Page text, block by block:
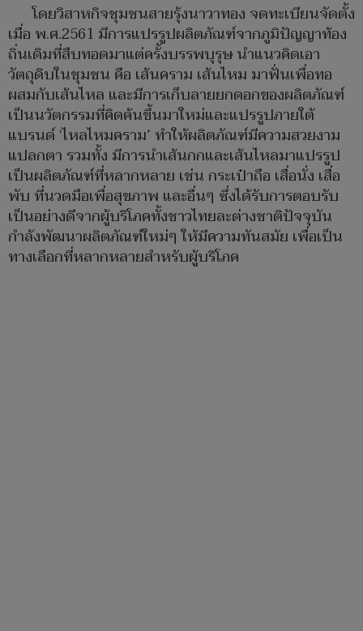
โดยวิสาหกิจชุมชนสายรุ้งนาวาทอง จดทะเบียนจัดตั้ง
เมื่อ พ.ศ.2561 มีการแปรรูปผลิตภัณฑ์จากภูมิปัญญาท้อง
ถิ่นเดิมที่สืบทอดมาแต่ครั้งบรรพบุรุษ นำแนวคิดเอา
วัตถุดิบในชุมชน คือ เส้นคราม เส้นไหม มาฟั่นเพื่อทอ
ผสมกับเส้นไหล และมีการเก็บลายยกดอกของผลิตภัณฑ์
เป็นนวัตกรรมที่คิดค้นขึ้นมาใหม่และแปรรูปภายใต้
แบรนด์ ‘ไหลไหมคราม’ ทำให้ผลิตภัณฑ์มีความสวยงาม
แปลกตา รวมทั้ง มีการนำเส้นกกและเส้นไหลมาแปรรูป
เป็นผลิตภัณฑ์ที่หลากหลาย เช่น กระเป๋าถือ เสื่อนั่ง เสื่อ
พับ ที่นวดมือเพื่อสุขภาพ และอื่นๆ ซึ่งได้รับการตอบรับ
เป็นอย่างดีจากผู้บริโภคทั้งชาวไทยละต่างชาติปัจจุบัน
กำลังพัฒนาผลิตภัณฑ์ใหม่ๆ ให้มีความทันสมัย เพื่อเป็น
ทางเลือกที่หลากหลายสำหรับผู้บริโภค